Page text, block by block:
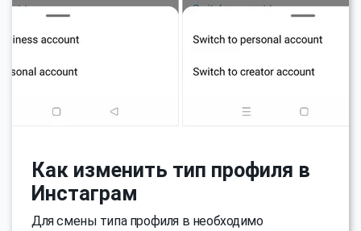
Как изменить тип профиля в
Инстаграм
Для смены типа профиля в необходимо